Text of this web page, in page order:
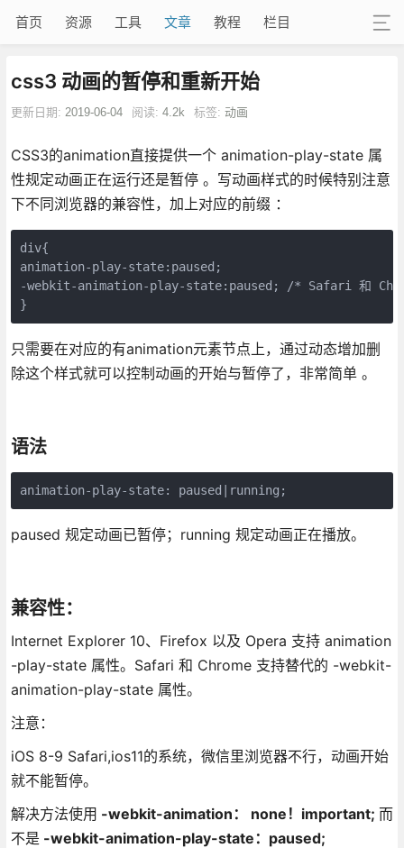
首页 资源 工具 文章 教程 栏目
css3 动画的暂停和重新开始
更新日期: 2019-06-04 阅读: 4.2k 标签: 动画
CSS3的animation直接提供一个 animation-play-state 属
性规定动画正在运行还是暂停 。写动画样式的时候特别注意
下不同浏览器的兼容性，加上对应的前缀 ：
div{
animation-play-state:paused;
-webkit-animation-play-state:paused; /* Safari 和
}
只需要在对应的有animation元素节点上，通过动态增加删
除这个样式就可以控制动画的开始与暂停了，非常简单 。
语法
animation-play-state: paused|running;
paused 规定动画已暂停；running 规定动画正在播放。
兼容性：
Internet Explorer 10、Firefox 以及 Opera 支持 animation
-play-state 属性。Safari 和 Chrome 支持替代的 -webkit-
animation-play-state 属性。
注意：
iOS 8-9 Safari,ios11的系统，微信里浏览器不行，动画开始
就不能暂停。
解决方法使用 -webkit-animation： none！important; 而
不是 -webkit-animation-play-state：paused;